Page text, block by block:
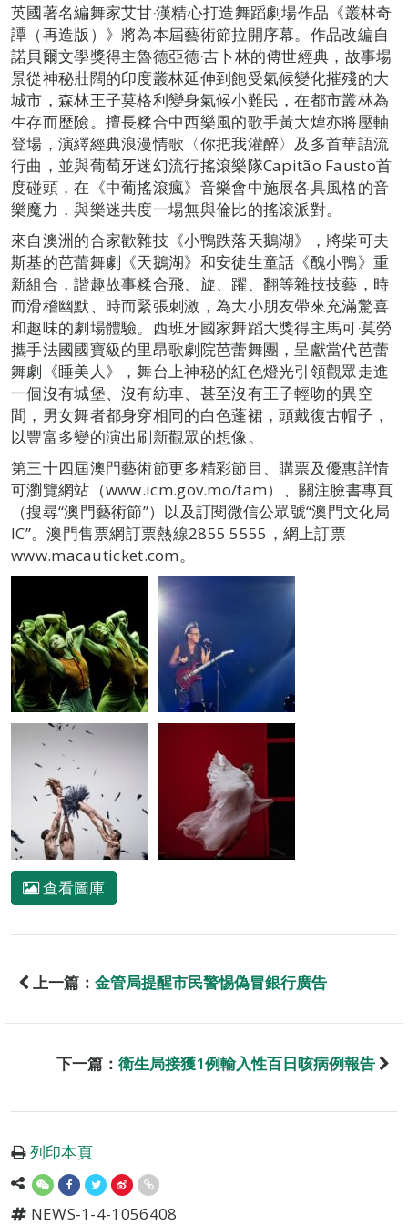
英國著名編舞家艾甘‧漢精心打造舞蹈劇場作品《叢林奇
譚（再造版）》將為本屆藝術節拉開序幕。作品改編自
諾貝爾文學獎得主魯德亞德‧吉卜林的傳世經典，故事場
景從神秘壯闊的印度叢林延伸到飽受氣候變化摧殘的大
城市，森林王子莫格利變身氣候小難民，在都市叢林為
生存而歷險。擅長糅合中西樂風的歌手黃大煒亦將壓軸
登場，演繹經典浪漫情歌〈你把我灌醉〉及多首華語流
行曲，並與葡萄牙迷幻流行搖滾樂隊Capitão Fausto首
度碰頭，在《中葡搖滾瘋》音樂會中施展各具風格的音
樂魔力，與樂迷共度一場無與倫比的搖滾派對。
來自澳洲的合家歡雜技《小鴨跌落天鵝湖》，將柴可夫
斯基的芭蕾舞劇《天鵝湖》和安徒生童話《醜小鴨》重
新組合，諧趣故事糅合飛、旋、躍、翻等雜技技藝，時
而滑稽幽默、時而緊張刺激，為大小朋友帶來充滿驚喜
和趣味的劇場體驗。西班牙國家舞蹈大獎得主馬可‧莫勞
攜手法國國寶級的里昂歌劇院芭蕾舞團，呈獻當代芭蕾
舞劇《睡美人》，舞台上神秘的紅色燈光引領觀眾走進
一個沒有城堡、沒有紡車、甚至沒有王子輕吻的異空
間，男女舞者都身穿相同的白色蓬裙，頭戴復古帽子，
以豐富多變的演出刷新觀眾的想像。
第三十四屆澳門藝術節更多精彩節目、購票及優惠詳情
可瀏覽網站（www.icm.gov.mo/fam）、關注臉書專頁
（搜尋“澳門藝術節”）以及訂閱微信公眾號“澳門文化局
IC”。澳門售票網訂票熱線2855 5555，網上訂票
www.macauticket.com。
查看圖庫
上一篇： 金管局提醒市民警惕偽冒銀行廣告
下一篇： 衛生局接獲1例輸入性百日咳病例報告
列印本頁
NEWS-1-4-1056408